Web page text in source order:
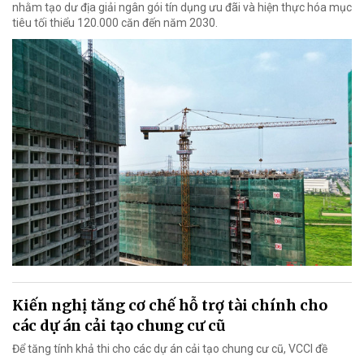
nhằm tạo dư địa giải ngân gói tín dụng ưu đãi và hiện thực hóa mục
tiêu tối thiểu 120.000 căn đến năm 2030.
Kiến nghị tăng cơ chế hỗ trợ tài chính cho
các dự án cải tạo chung cư cũ
Để tăng tính khả thi cho các dự án cải tạo chung cư cũ, VCCI đề